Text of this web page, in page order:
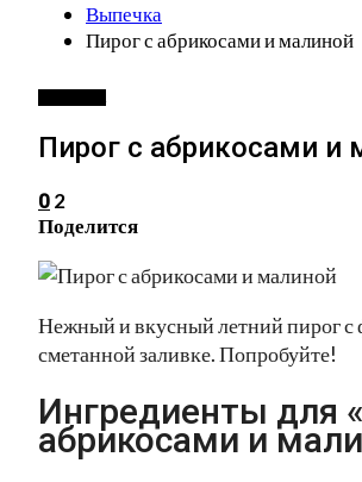
Выпечка
Пирог с абрикосами и малиной
Пирог с абрикосами и
0 2
Поделится
Нежный и вкусный летний пирог с
сметанной заливке. Попробуйте!
Ингредиенты для
абрикосами и